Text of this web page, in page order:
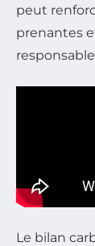
peut
prenantes
Le bilan